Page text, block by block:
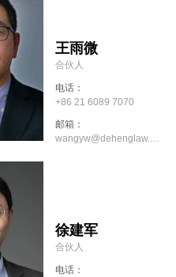
王雨微
合伙人
电话：
+86 21 6089 7070
邮箱：
wangyw@dehenglaw.com
徐建军
合伙人
电话：